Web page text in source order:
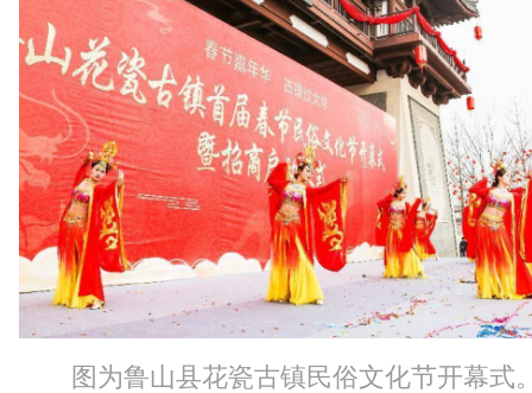
图为鲁山县花瓷古镇民俗文化节开幕式